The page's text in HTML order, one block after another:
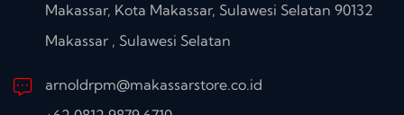
Makassar, Kota Makassar, Sulawesi Selatan 90132
Makassar , Sulawesi Selatan
arnoldrpm@makassarstore.co.id